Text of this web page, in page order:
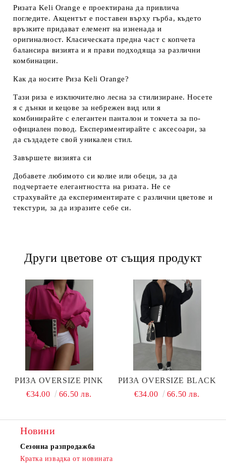
Ризата Keli Orange е проектирана да привлича
погледите. Акцентът е поставен върху гърба, където
връзките придават елемент на изненада и
оригиналност. Класическата предна част с копчета
балансира визията и я прави подходяща за различни
комбинации.
Как да носите Риза Keli Orange?
Тази риза е изключително лесна за стилизиране. Носете
я с дънки и кецове за небрежен вид или я
комбинирайте с елегантен панталон и токчета за по-
официален повод. Експериментирайте с аксесоари, за
да създадете свой уникален стил.
Завършете визията си
Добавете любимото си колие или обеци, за да
подчертаете елегантността на ризата. Не се
страхувайте да експериментирате с различни цветове и
текстури, за да изразите себе си.
Други цветове от същия продукт
РИЗА OVERSIZE PINK
€34.00
66.50 лв.
РИЗА OVERSIZE BLACK
€34.00
66.50 лв.
Новини
Сезонна разпродажба
Кратка извадка от новината